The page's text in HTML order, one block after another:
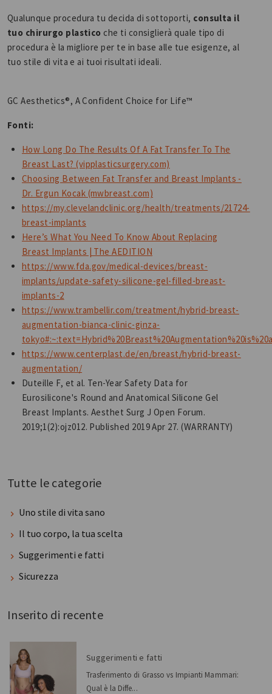
Qualunque procedura tu decida di sottoporti, consulta il
tuo chirurgo plastico che ti consiglierà quale tipo di
procedura è la migliore per te in base alle tue esigenze, al
tuo stile di vita e ai tuoi risultati ideali.
GC Aesthetics®️, A Confident Choice for Life™️
Fonti:
How Long Do The Results Of A Fat Transfer To The
Breast Last? (vipplasticsurgery.com)
Choosing Between Fat Transfer and Breast Implants -
Dr. Ergun Kocak (mwbreast.com)
https://my.clevelandclinic.org/health/treatments/21724-
breast-implants
Here’s What You Need To Know About Replacing
Breast Implants | The AEDITION
https://www.fda.gov/medical-devices/breast-
implants/update-safety-silicone-gel-filled-breast-
implants-2
https://www.trambellir.com/treatment/hybrid-breast-
augmentation-bianca-clinic-ginza-
https://www.centerplast.de/en/breast/hybrid-breast-
augmentation/
Duteille F, et al. Ten-Year Safety Data for
Eurosilicone's Round and Anatomical Silicone Gel
Breast Implants. Aesthet Surg J Open Forum.
2019;1(2):ojz012. Published 2019 Apr 27. (WARRANTY)
Tutte le categorie
Uno stile di vita sano
Il tuo corpo, la tua scelta
Suggerimenti e fatti
Sicurezza
Inserito di recente
Suggerimenti e fatti
Trasferimento di Grasso vs Impianti Mammari:
Qual è la Diffe...